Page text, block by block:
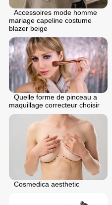
Accessoires mode homme
mariage capeline costume
blazer beige
Quelle forme de pinceau a
maquillage correcteur choisir
Cosmedica aesthetic